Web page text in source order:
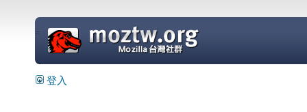
=
登入